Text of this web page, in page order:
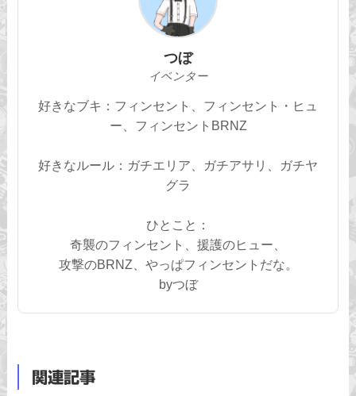
つぼ
イベンター
好きなブキ：フィンセント、フィンセント・ヒュ
ー、フィンセントBRNZ
好きなルール：ガチエリア、ガチアサリ、ガチヤ
グラ
ひとこと：
奇襲のフィンセント、援護のヒュー、
攻撃のBRNZ、やっぱフィンセントだな。
byつぼ
関連記事